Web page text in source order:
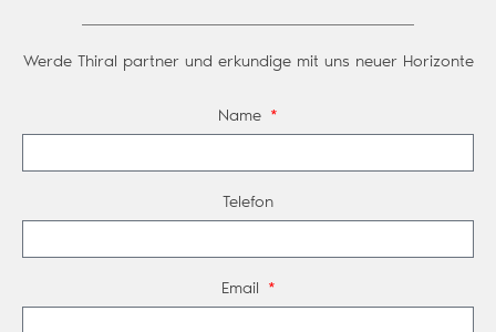
Werde Thiral partner und erkundige mit uns neuer Horizonte
Name
Telefon
Email